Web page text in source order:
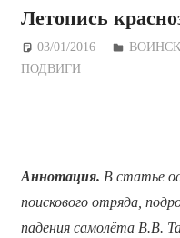
Летопись
03/01/2016
ПОДВИГИ
Аннотация. В статье
поискового отряда,
падения самолёта В.В.